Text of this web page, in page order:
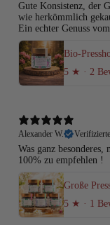
Gute Konsistenz, der
wie herkömmlich
Ein echter Genuss
5 ★ · 2
Alexander W.
Was ganz
100% zu empfehlen !
5 ★ · 1